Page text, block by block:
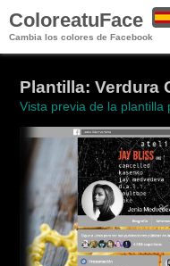
ColoreatuFace
Cambia los colores de Facebook
Plantilla: Verdura
Vista previa de la plantilla